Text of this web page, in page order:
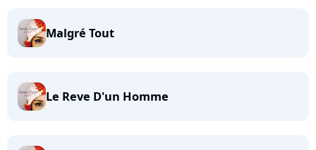
Malgré Tout
Le Reve D'un Homme